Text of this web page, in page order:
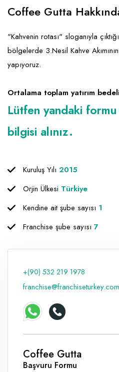
Sağlık Güzellik
Turizm - Eğlence
Mobilya ve Ev Tekstili
Oyuncak ve Hediyelik
Yapı Malzemesi - Hırdavat
Gıda ve Sarf
Güvenlik - Temizlik
Hukuk - Marka - Patent
Isıtma - Soğutma ve
Lojistik - Kargo ve Kurye
Mobilya Dekorasyon
Proje - İnşaat ve Tesisat
Seyahat - Rent A Car
Tabela - Dijital Baskı
Coffee Gutta
"Kahvenin rotası" sloganıyla
bölgelerde 3.Nesil Kahve
yapıyoruz.
Ortalama toplam yatırım bedeli
Lütfen yandaki
bilgisi alınız.
Kuruluş Yılı 2015
Orjin Ülkesi Türkiye
Kendine ait şube sayısı 1
Franchise şube sayısı 7
+(90) 532 219 1978
franchise@franchiseturkey.com
Coffee Gutta
Başvuru Formu